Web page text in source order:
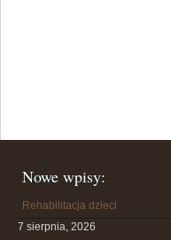
Nowe wpisy:
Rehabilitacja dzieci
7 sierpnia, 2026